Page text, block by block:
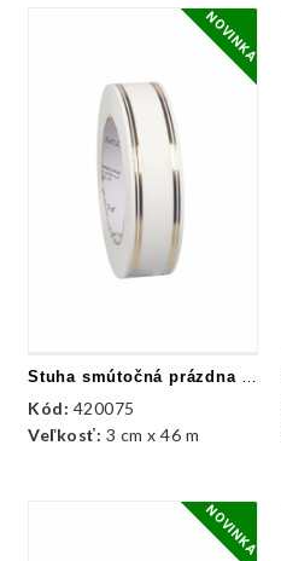
NOVINKA
Stuha smútočná prázdna - biela + zlatá
Kód: 420075
Veľkosť: 3 cm x 46 m
NOVINKA